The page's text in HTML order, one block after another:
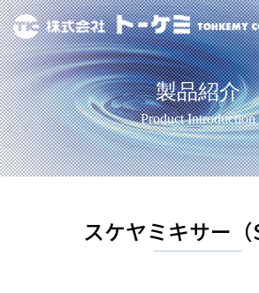
製品紹介
Product Introduction
スケヤミキサー（